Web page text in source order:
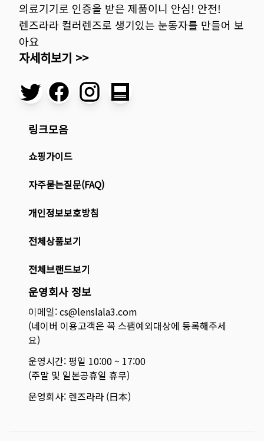
의료기기로 인증을 받은 제품이니 안심! 안전!
렌즈라라 컬러렌즈로 생기있는 눈동자를 만들어 보
아요
자세히보기 >>
링크모음
쇼핑가이드
자주묻는질문(FAQ)
개인정보보호방침
전체상품보기
전체브랜드보기
운영회사 정보
이메일: cs@lenslala3.com
(네이버 이용고객은 꼭 스팸예외대상에 등록해주세
요)
운영시간: 평일 10:00 ~ 17:00
(주말 및 일본공휴일 휴무)
운영회사: 렌즈라라 (日本)